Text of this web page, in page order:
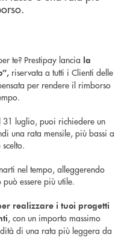
te? Prestipay lancia la
riservata a tutti i Clienti delle
per rendere il rimborso
luglio, puoi richiedere un
una rata mensile, più bassi a
nel tempo, alleggerendo
essere più utile.
realizzare i tuoi progetti
, con un importo massimo
di una rata più leggera da